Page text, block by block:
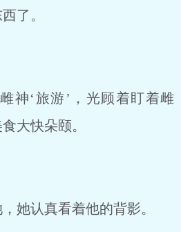
了。
神‘旅游’，光顾着盯着雌
大快朵颐。
她认真看着他的背影。